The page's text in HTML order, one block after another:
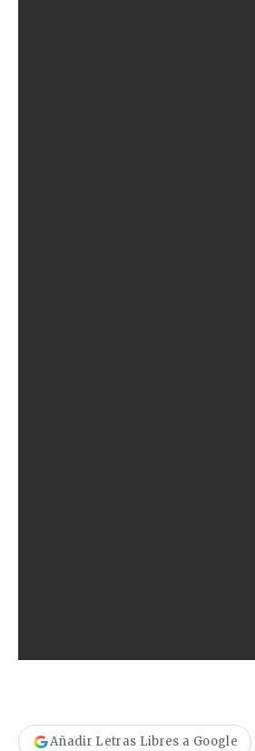
Añadir Letras Libres a Google